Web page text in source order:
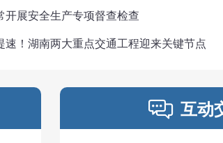
市半年度经济形势分析会
开展安全生产专项督查检查
速！湖南两大重点交通工程迎来关键节点
互动